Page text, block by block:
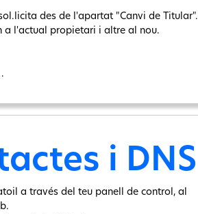
des de l'apartat "Canvi de Titular".
a l'actual propietari i altre al nou.
i DNS
a través del teu panell de control, al